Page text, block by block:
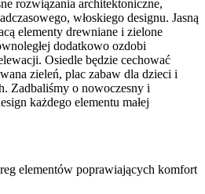
rozwiązania architektoniczne,
włoskiego designu. Jasną
elementy drewniane i zielone
dodatkowo ozdobi
Osiedle będzie cechować
zieleń, plac zabaw dla dzieci i
Zadbaliśmy o nowoczesny i
każdego elementu małej
elementów poprawiających komfort